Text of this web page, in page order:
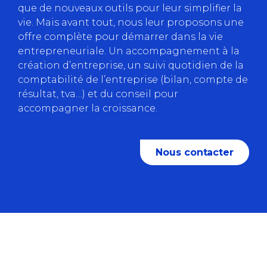
que de nouveaux outils pour leur simplifier la
vie. Mais avant tout, nous leur proposons une
offre complète pour démarrer dans la vie
entrepreneuriale. Un accompagnement à la
création d’entreprise, un suivi quotidien de la
comptabilité de l’entreprise (bilan, compte de
résultat, tva…) et du conseil pour
accompagner la croissance.
Nous contacter